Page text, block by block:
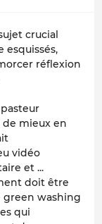
crucial
esquissés,
réflexion
de mieux en
vidéo
et ...
doit être
green washing
qui